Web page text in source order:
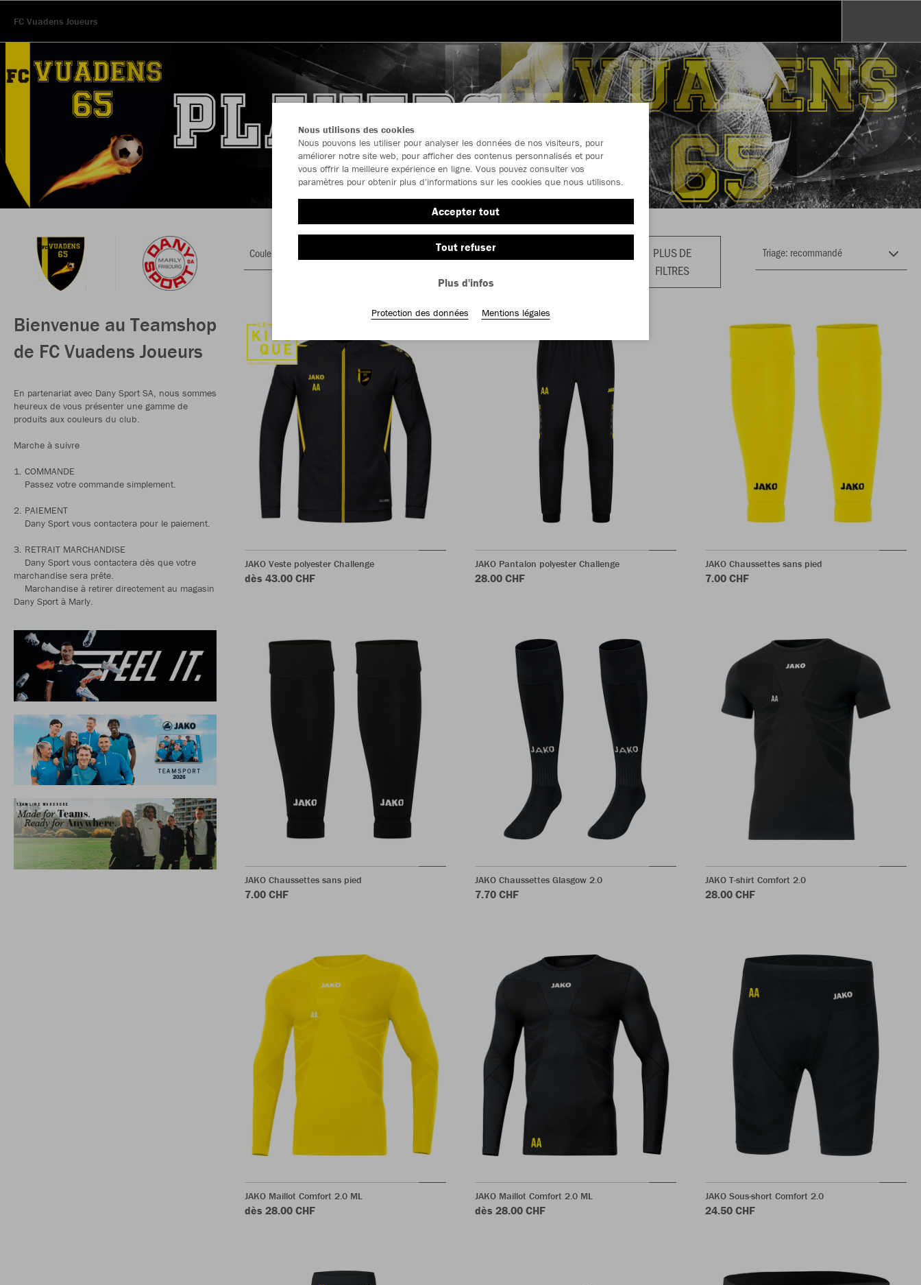
FC Vuadens Joueurs
Bienvenue au Teamshop
de FC Vuadens Joueurs
En partenariat avec Dany Sport SA, nous sommes
heureux de vous présenter une gamme de
produits aux couleurs du club.
Marche à suivre
1. COMMANDE
Passez votre commande simplement.
2. PAIEMENT
Dany Sport vous contactera pour le paiement.
3. RETRAIT MARCHANDISE
Dany Sport vous contactera dès que votre
marchandise sera prête.
Marchandise à retirer directement au magasin
Dany Sport à Marly.
Couleur Vêtement
PLUS DE
FILTRES
JAKO Veste polyester Challenge
dès 43.00 CHF
JAKO Pantalon polyester Challenge
28.00 CHF
JAKO Chaussettes sans pied
7.00 CHF
JAKO Chaussettes sans pied
7.00 CHF
JAKO Chaussettes Glasgow 2.0
7.70 CHF
JAKO T-shirt Comfort 2.0
28.00 CHF
JAKO Maillot Comfort 2.0 ML
dès 28.00 CHF
JAKO Maillot Comfort 2.0 ML
dès 28.00 CHF
JAKO Sous-short Comfort 2.0
24.50 CHF
Nous utilisons des cookies
Nous pouvons les utiliser pour analyser les données de nos visiteurs, pour
améliorer notre site web, pour afficher des contenus personnalisés et pour
vous offrir la meilleure expérience en ligne. Vous pouvez consulter vos
paramètres pour obtenir plus d'informations sur les cookies que nous utilisons.
Accepter tout
Tout refuser
Plus d'infos
Protection des données Mentions légales